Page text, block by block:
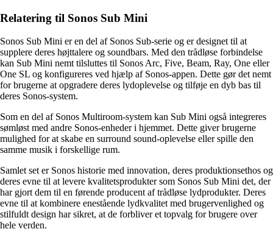
Relatering til Sonos Sub Mini
Sonos Sub Mini er en del af Sonos Sub-serie og er designet til at
supplere deres højttalere og soundbars. Med den trådløse forbindelse
kan Sub Mini nemt tilsluttes til Sonos Arc, Five, Beam, Ray, One eller
One SL og konfigureres ved hjælp af Sonos-appen. Dette gør det nemt
for brugerne at opgradere deres lydoplevelse og tilføje en dyb bas til
deres Sonos-system.
Som en del af Sonos Multiroom-system kan Sub Mini også integreres
sømløst med andre Sonos-enheder i hjemmet. Dette giver brugerne
mulighed for at skabe en surround sound-oplevelse eller spille den
samme musik i forskellige rum.
Samlet set er Sonos historie med innovation, deres produktionsethos og
deres evne til at levere kvalitetsprodukter som Sonos Sub Mini det, der
har gjort dem til en førende producent af trådløse lydprodukter. Deres
evne til at kombinere enestående lydkvalitet med brugervenlighed og
stilfuldt design har sikret, at de forbliver et topvalg for brugere over
hele verden.